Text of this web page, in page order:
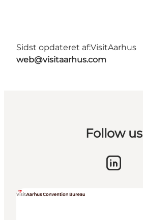
Sidst opdateret af:VisitAarhus
web@visitaarhus.com
Follow us